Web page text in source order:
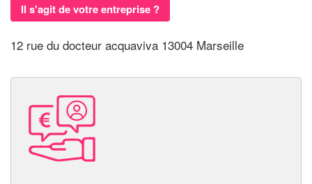
Il s'agit de votre entreprise ?
12 rue du docteur acquaviva 13004 Marseille